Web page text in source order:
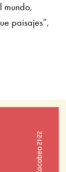
mundo,
paisajes”,